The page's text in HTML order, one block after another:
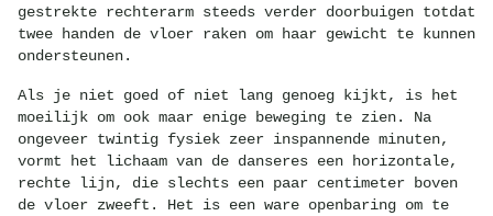
gestrekte rechterarm steeds verder doorbuigen totdat
twee handen de vloer raken om haar gewicht te kunnen
ondersteunen.
Als je niet goed of niet lang genoeg kijkt, is het
moeilijk om ook maar enige beweging te zien. Na
ongeveer twintig fysiek zeer inspannende minuten,
vormt het lichaam van de danseres een horizontale,
rechte lijn, die slechts een paar centimeter boven
de vloer zweeft. Het is een ware openbaring om te